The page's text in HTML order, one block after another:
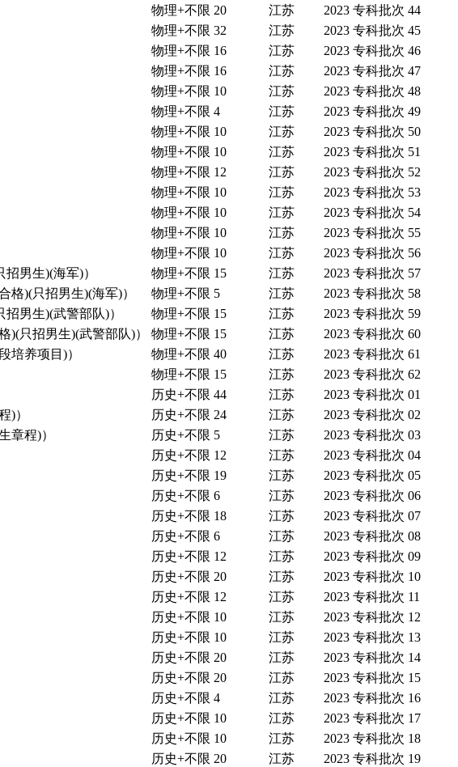
物理+不限 20 江苏 2023 专科批次 44
物理+不限 32 江苏 2023 专科批次 45
物理+不限 16 江苏 2023 专科批次 46
物理+不限 16 江苏 2023 专科批次 47
物理+不限 10 江苏 2023 专科批次 48
物理+不限 4 江苏 2023 专科批次 49
物理+不限 10 江苏 2023 专科批次 50
物理+不限 10 江苏 2023 专科批次 51
物理+不限 12 江苏 2023 专科批次 52
物理+不限 10 江苏 2023 专科批次 53
物理+不限 10 江苏 2023 专科批次 54
物理+不限 10 江苏 2023 专科批次 55
物理+不限 10 江苏 2023 专科批次 56
男生)(海军)）
物理+不限 15 江苏 2023 专科批次 57
格)(只招男生)(海军)）
物理+不限 5 江苏 2023 专科批次 58
男生)(武警部队)）
物理+不限 15 江苏 2023 专科批次 59
)(只招男生)(武警部队)）
物理+不限 15 江苏 2023 专科批次 60
培养项目)）
物理+不限 40 江苏 2023 专科批次 61
物理+不限 15 江苏 2023 专科批次 62
历史+不限 44 江苏 2023 专科批次 01
)）
历史+不限 24 江苏 2023 专科批次 02
章程)）
历史+不限 5 江苏 2023 专科批次 03
历史+不限 12 江苏 2023 专科批次 04
历史+不限 19 江苏 2023 专科批次 05
历史+不限 6 江苏 2023 专科批次 06
历史+不限 18 江苏 2023 专科批次 07
历史+不限 6 江苏 2023 专科批次 08
历史+不限 12 江苏 2023 专科批次 09
历史+不限 20 江苏 2023 专科批次 10
历史+不限 12 江苏 2023 专科批次 11
历史+不限 10 江苏 2023 专科批次 12
历史+不限 10 江苏 2023 专科批次 13
历史+不限 20 江苏 2023 专科批次 14
历史+不限 20 江苏 2023 专科批次 15
历史+不限 4 江苏 2023 专科批次 16
历史+不限 10 江苏 2023 专科批次 17
历史+不限 10 江苏 2023 专科批次 18
历史+不限 20 江苏 2023 专科批次 19